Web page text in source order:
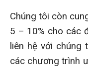
Chúng tôi còn
5 – 10% cho các
liên hệ với chúng
các chương trình